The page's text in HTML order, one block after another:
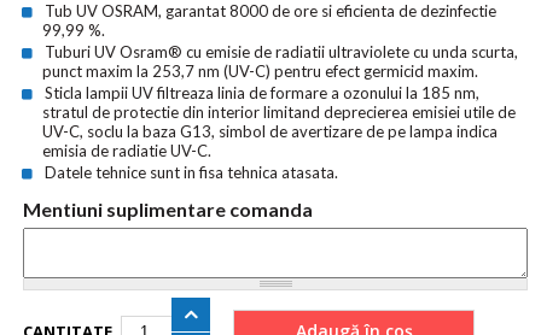
Tub UV OSRAM, garantat 8000 de ore si eficienta de dezinfectie
99,99 %.
Tuburi UV Osram® cu emisie de radiatii ultraviolete cu unda scurta,
punct maxim la 253,7 nm (UV-C) pentru efect germicid maxim.
Sticla lampii UV filtreaza linia de formare a ozonului la 185 nm,
stratul de protectie din interior limitand deprecierea emisiei utile de
UV-C, soclu la baza G13, simbol de avertizare de pe lampa indica
emisia de radiatie UV-C.
Datele tehnice sunt in fisa tehnica atasata.
Mentiuni suplimentare comanda